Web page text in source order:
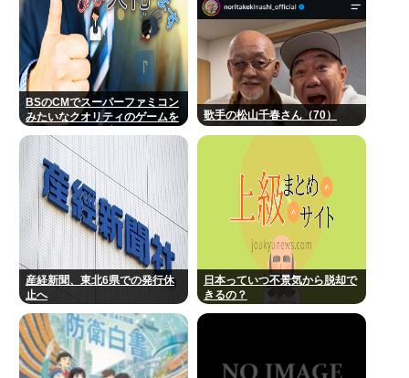
BSのCMでスーパーファミコン
みたいなクオリティのゲームを
ょ
歌手の松山千春さん（70）
産経新聞、東北6県での発行休
止へ
日本っていつ不景気から脱却で
きるの？